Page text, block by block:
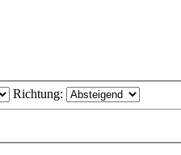
Richtung: